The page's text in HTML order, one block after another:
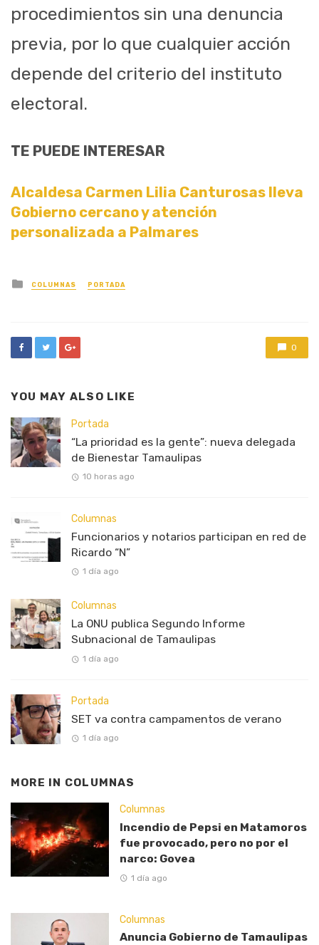
procedimientos sin una denuncia
previa, por lo que cualquier acción
depende del criterio del instituto
electoral.
TE PUEDE INTERESAR
Alcaldesa Carmen Lilia Canturosas lleva
Gobierno cercano y atención
personalizada a Palmares
Posted
in
COLUMNAS PORTADA
0
YOU MAY ALSO LIKE
Portada
“La prioridad es la gente”: nueva delegada
de Bienestar Tamaulipas
10 horas ago
Columnas
Funcionarios y notarios participan en red de
Ricardo “N”
1 día ago
Columnas
La ONU publica Segundo Informe
Subnacional de Tamaulipas
1 día ago
Portada
SET va contra campamentos de verano
1 día ago
MORE IN COLUMNAS
Columnas
Incendio de Pepsi en Matamoros
fue provocado, pero no por el
narco: Govea
1 día ago
Columnas
Anuncia Gobierno de Tamaulipas